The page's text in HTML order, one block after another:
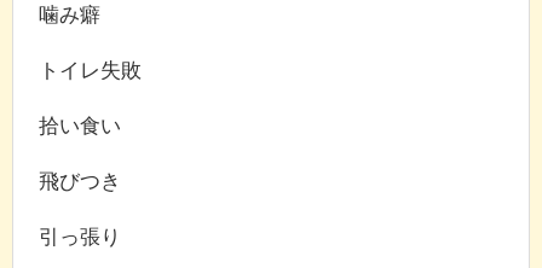
噛み癖
トイレ失敗
拾い食い
飛びつき
引っ張り